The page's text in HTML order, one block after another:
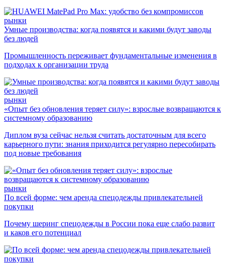
рынки
Умные производства: когда появятся и какими будут заводы
без людей
Промышленность переживает фундаментальные изменения в
подходах к организации труда
рынки
«Опыт без обновления теряет силу»: взрослые возвращаются к
системному образованию
Диплом вуза сейчас нельзя считать достаточным для всего
карьерного пути: знания приходится регулярно пересобирать
под новые требования
рынки
По всей форме: чем аренда спецодежды привлекательней
покупки
Почему шеринг спецодежды в России пока еще слабо развит
и каков его потенциал